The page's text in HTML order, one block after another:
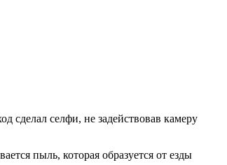
сделал селфи, не задействовав камеру
пыль, которая образуется от езды